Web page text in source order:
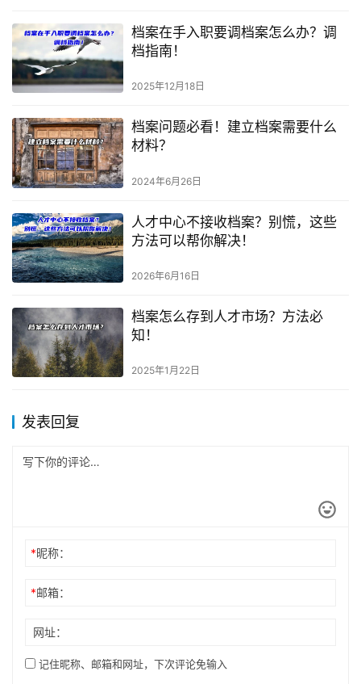
档案在手入职要调档案怎么办？调
档指南！
2025年12月18日
档案问题必看！建立档案需要什么
材料？
2024年6月26日
人才中心不接收档案？别慌，这些
方法可以帮你解决！
2026年6月16日
档案怎么存到人才市场？方法必
知！
2025年1月22日
发表回复
*昵称：
*邮箱：
网址：
记住昵称、邮箱和网址，下次评论免输入